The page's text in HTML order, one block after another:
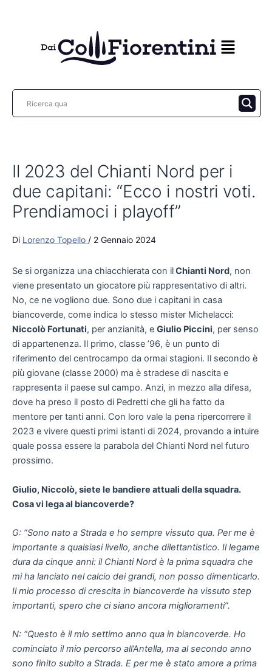
Il 2023 del Chianti Nord per i
due capitani: “Ecco i nostri voti.
Prendiamoci i playoff”
Di Lorenzo Topello / 2 Gennaio 2024
Se si organizza una chiacchierata con ilChianti Nord, non
viene presentato un giocatore più rappresentativo di altri.
No, ce ne vogliono due. Sono due i capitani in casa
biancoverde, come indica lo stesso mister Michelacci:
Niccolò Fortunati, per anzianità, e Giulio Piccini, per senso
di appartenenza. Il primo, classe ’96, è un punto di
riferimento del centrocampo da ormai stagioni. Il secondo è
più giovane (classe 2000) ma è stradese di nascita e
rappresenta il paese sul campo. Anzi, in mezzo alla difesa,
dove ha preso il posto di Pedretti che gli ha fatto da
mentore per tanti anni. Con loro vale la pena ripercorrere il
2023 e vivere questi primi istanti di 2024, provando a intuire
quale possa essere la parabola del Chianti Nord nel futuro
prossimo.
Giulio, Niccolò, siete le bandiere attuali della squadra.
Cosa vi lega al biancoverde?
G: “Sono nato a Strada e ho sempre vissuto qua. Per me è
importante a qualsiasi livello, anche dilettantistico. Il legame
dura da cinque anni: il Chianti Nord è la prima squadra che
mi ha lanciato nel calcio dei grandi, non posso dimenticarlo.
Il mio processo di crescita in biancoverde ha vissuto step
importanti, spero che ci siano ancora miglioramenti”.
N: “Questo è il mio settimo anno qua in biancoverde. Ho
cominciato il mio percorso all’Antella, ma al secondo anno
sono finito subito a Strada. E per me è stato amore a prima